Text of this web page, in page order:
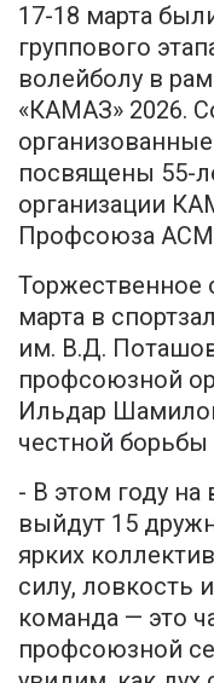
17-18 марта
группового
волейболу в
«КАМАЗ» 2026.
посвящены 55-
организации
Профсоюза
Торжественное
марта в
им. В.Д.
профсоюзной
Ильдар
честной
- В этом году
выйдут 15
ярких
силу, ловкость
команда — это
профсоюзной